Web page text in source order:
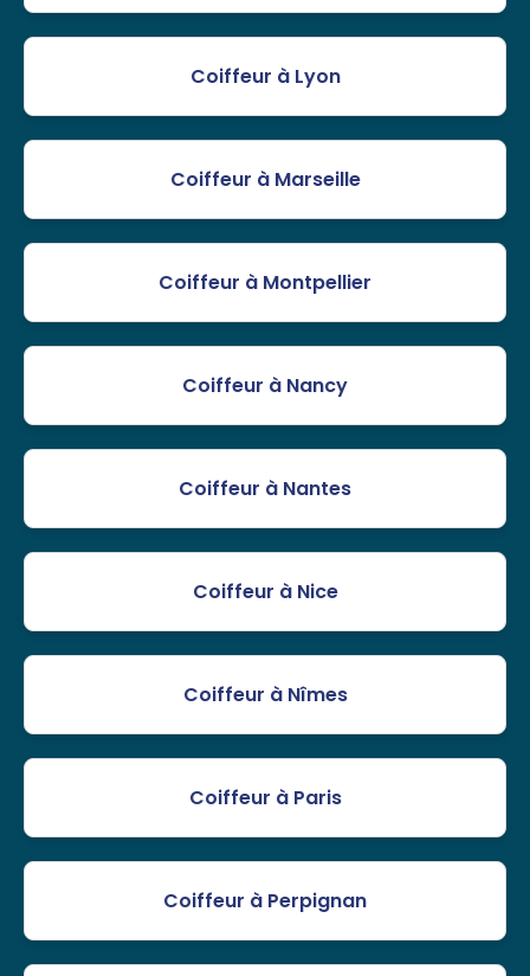
Coiffeur à Lyon
Coiffeur à Marseille
Coiffeur à Montpellier
Coiffeur à Nancy
Coiffeur à Nantes
Coiffeur à Nice
Coiffeur à Nîmes
Coiffeur à Paris
Coiffeur à Perpignan